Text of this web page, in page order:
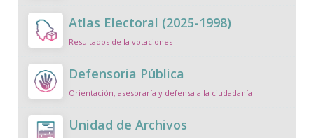
Atlas Electoral (2025-1998)
Resultados de la votaciones
Defensoria Pública
Orientación, asesoraría y defensa a la ciudadanía
Unidad de Archivos